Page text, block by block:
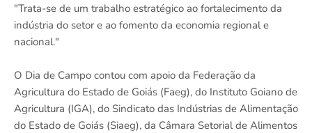
"Trata-se de um trabalho estratégico ao fortalecimento da
indústria do setor e ao fomento da economia regional e
nacional."
O Dia de Campo contou com apoio da Federação da
Agricultura do Estado de Goiás (Faeg), do Instituto Goiano de
Agricultura (IGA), do Sindicato das Indústrias de Alimentação
do Estado de Goiás (Siaeg), da Câmara Setorial de Alimentos